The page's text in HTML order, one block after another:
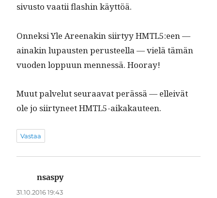
sivus­to vaatii flashin käyttöä.
Onnek­si Yle Areenakin siir­tyy HMTL5:een —
ainakin lupausten perus­teel­la — vielä tämän
vuo­den lop­pu­un men­nessä. Hooray!
Muut palve­lut seu­raa­vat perässä — elleivät
ole jo siir­tyneet HMTL5-aikakauteen.
Vastaa
nsaspysanoo:
31.10.2016 19:43